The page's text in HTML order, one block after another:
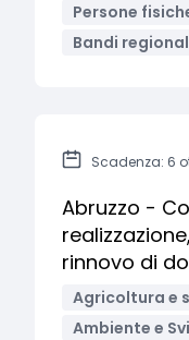
Persone
Bandi
Scadenza: 6
Abruzzo -
rinnovo di
Agricoltura e
Ambiente e